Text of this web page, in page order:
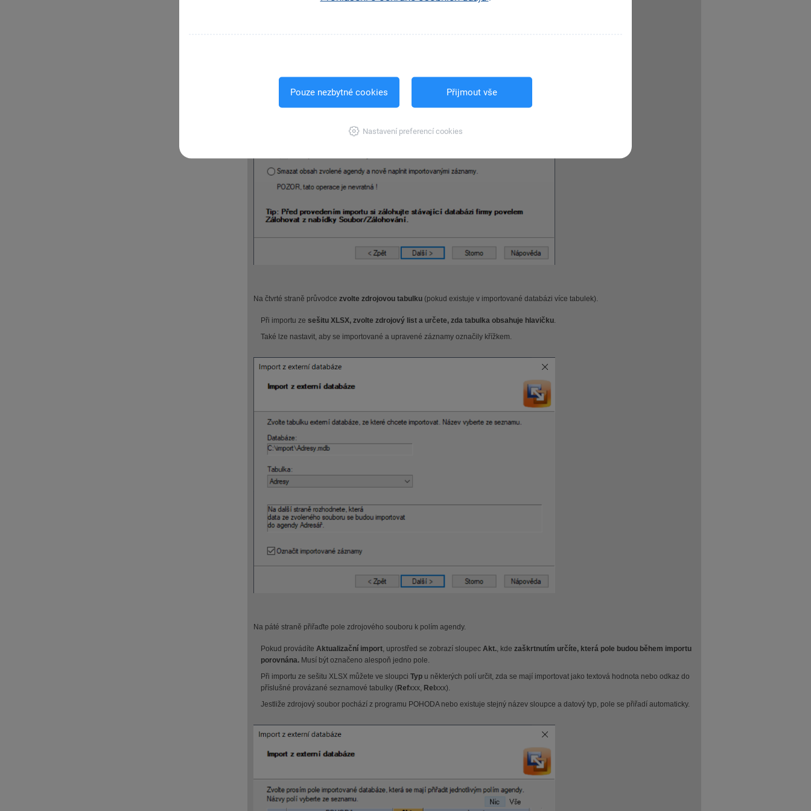
Pouze nezbytné cookies Přijmout vše
Nastavení preferencí cookies
Na čtvrté straně průvodce zvolte zdrojovou tabulku (pokud existuje v importované databázi více tabulek).
Při importu ze sešitu XLSX, zvolte zdrojový list a určete, zda tabulka obsahuje hlavičku
Také lze nastavit, aby se importované a upravené záznamy označily křížkem.
Na páté straně přiřaďte pole zdrojového souboru k polím agendy.
Pokud provádíte Aktualizační import, uprostřed se zobrazí sloupec Akt., kde zaškrtnutím určíte, která pole budou během importu
porovnána. Musí být označeno alespoň jedno pole.
Při importu ze sešitu XLSX můžete ve sloupci Typ u některých polí určit, zda se mají importovat jako textová hodnota nebo odkaz do
příslušné provázané seznamové tabulky (Refxxx, Rel xxx).
Jestliže zdrojový soubor pochází z programu POHODA nebo existuje stejný název sloupce a datový typ, pole se přiřadí automaticky.